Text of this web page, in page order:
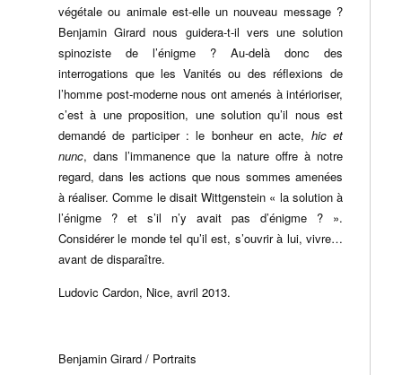
végétale ou animale est-elle un nouveau message ?
Benjamin Girard nous guidera-t-il vers une solution
spinoziste de l’énigme ? Au-delà donc des
interrogations que les Vanités ou des réflexions de
l’homme post-moderne nous ont amenés à intérioriser,
c’est à une proposition, une solution qu’il nous est
demandé de participer : le bonheur en acte, hic et
nunc, dans l’immanence que la nature offre à notre
regard, dans les actions que nous sommes amenées
à réaliser. Comme le disait Wittgenstein « la solution à
l’énigme ? et s’il n’y avait pas d’énigme ? ».
Considérer le monde tel qu’il est, s’ouvrir à lui, vivre…
avant de disparaître.
Ludovic Cardon, Nice, avril 2013.
Benjamin Girard / Portraits